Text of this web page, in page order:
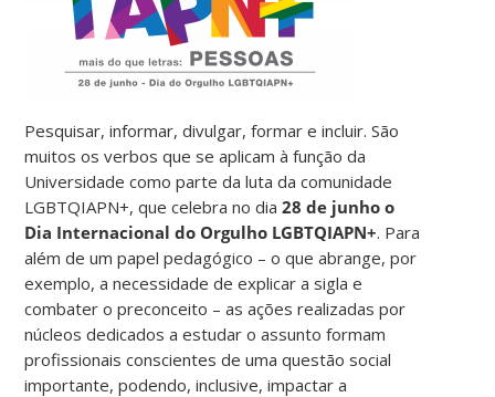
Pesquisar, informar, divulgar, formar e incluir. São
muitos os verbos que se aplicam à função da
Universidade como parte da luta da comunidade
LGBTQIAPN+, que celebra no dia28 de junho o
Dia Internacional do Orgulho LGBTQIAPN+. Para
além de um papel pedagógico – o que abrange, por
exemplo, a necessidade de explicar a sigla e
combater o preconceito – as ações realizadas por
núcleos dedicados a estudar o assunto formam
profissionais conscientes de uma questão social
importante, podendo, inclusive, impactar a